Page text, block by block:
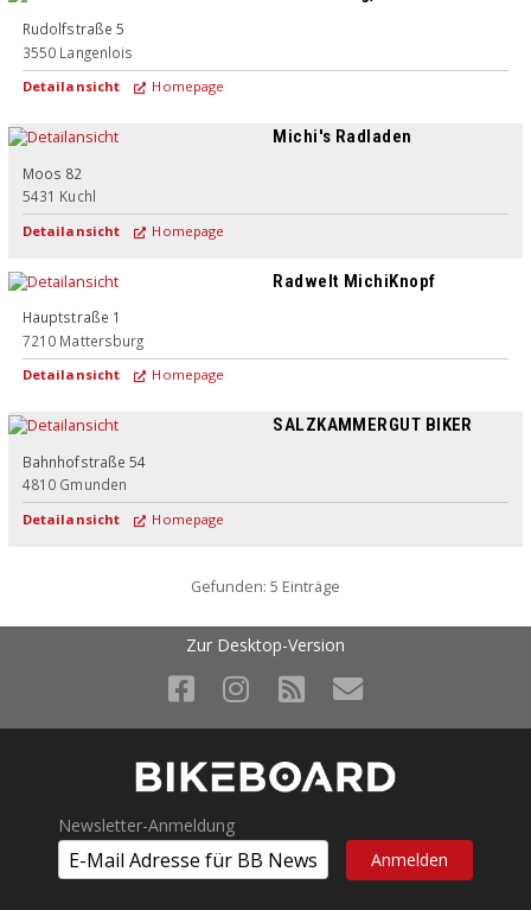
Rudolfstraße 5
3550 Langenlois
Detailansicht Homepage
Michi's Radladen
Moos 82
5431 Kuchl
Detailansicht Homepage
Radwelt MichiKnopf
Hauptstraße 1
7210 Mattersburg
Detailansicht Homepage
SALZKAMMERGUT BIKER
Bahnhofstraße 54
4810 Gmunden
Detailansicht Homepage
Gefunden: 5 Einträge
Zur Desktop-Version
Newsletter-Anmeldung